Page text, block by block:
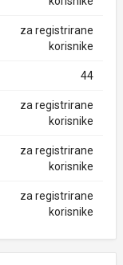
za registrirane
korisnike
44
za registrirane
korisnike
za registrirane
korisnike
za registrirane
korisnike